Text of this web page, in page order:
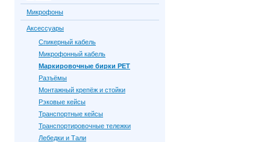
Микрофоны
Аксессуары
Спикерный кабель
Микрофонный кабель
Маркировочные бирки PET
Разъёмы
Монтажный крепёж и стойки
Рэковые кейсы
Транспортные кейсы
Транспортировочные тележки
Лебедки и Тали